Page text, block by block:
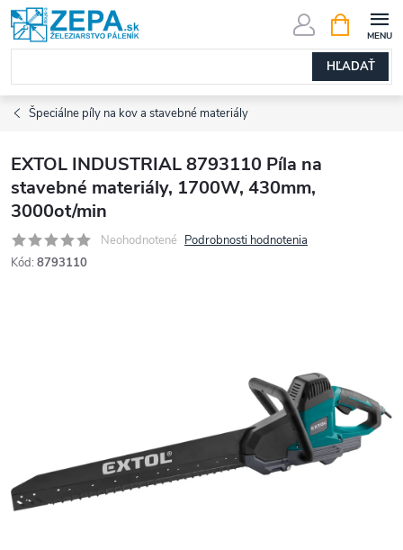
Prejsť
na
obsah
HĽADAŤ
KOŠÍK
Špeciálne píly na kov a stavebné materiály
EXTOL INDUSTRIAL 8793110 Píla na
stavebné materiály, 1700W, 430mm,
3000ot/min
Neohodnotené Podrobnosti hodnotenia
Kód: 8793110